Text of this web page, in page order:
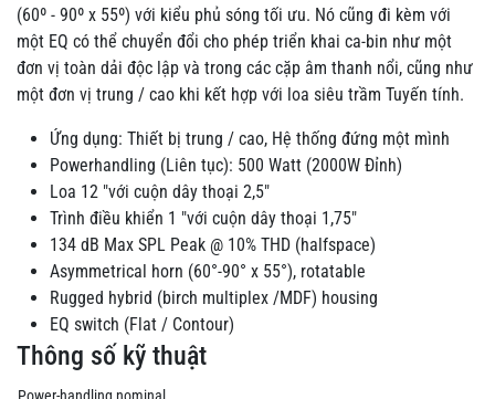
(60º - 90º x 55º) với kiểu phủ sóng tối ưu. Nó cũng đi kèm với
một EQ có thể chuyển đổi cho phép triển khai ca-bin như một
đơn vị toàn dải độc lập và trong các cặp âm thanh nổi, cũng như
một đơn vị trung / cao khi kết hợp với loa siêu trầm Tuyến tính.
Ứng dụng: Thiết bị trung / cao, Hệ thống đứng một mình
Powerhandling (Liên tục): 500 Watt (2000W Đỉnh)
Loa 12 "với cuộn dây thoại 2,5"
Trình điều khiển 1 "với cuộn dây thoại 1,75"
134 dB Max SPL Peak @ 10% THD (halfspace)
Asymmetrical horn (60°-90° x 55°), rotatable
Rugged hybrid (birch multiplex /MDF) housing
EQ switch (Flat / Contour)
Thông số kỹ thuật